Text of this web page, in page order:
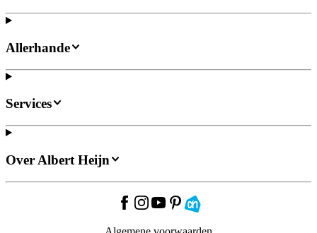
Allerhande
Services
Over Albert Heijn